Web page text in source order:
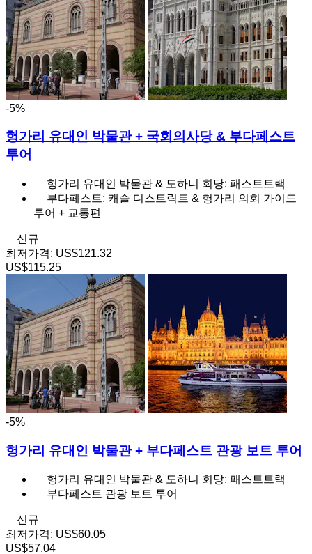
-5%
헝가리 유대인 박물관 + 국회의사당 & 부다페스트
투어
헝가리 유대인 박물관 & 도하니 회당: 패스트트랙
부다페스트: 캐슬 디스트릭트 & 헝가리 의회 가이드
투어 + 교통편
신규
최저가격: US$121.32
US$115.25
-5%
헝가리 유대인 박물관 + 부다페스트 관광 보트 투어
헝가리 유대인 박물관 & 도하니 회당: 패스트트랙
부다페스트 관광 보트 투어
신규
최저가격: US$60.05
US$57.04